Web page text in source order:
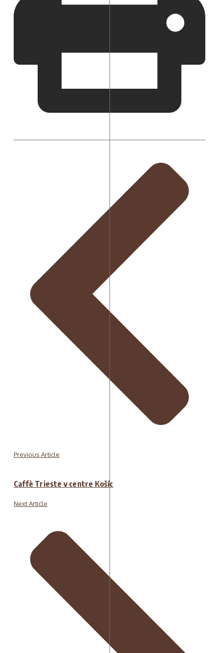
Previous Article
Caffè Trieste v centre Košíc
Next Article